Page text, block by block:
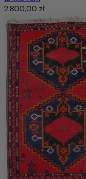
2.800,00 zł